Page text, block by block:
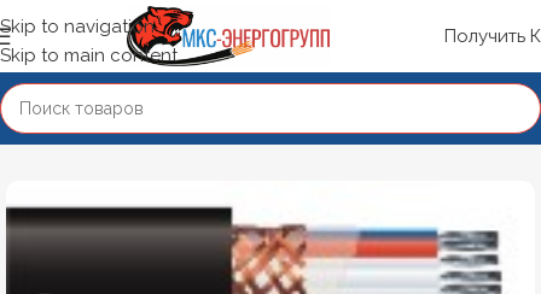
Skip to navigation
Skip to main content
Получить